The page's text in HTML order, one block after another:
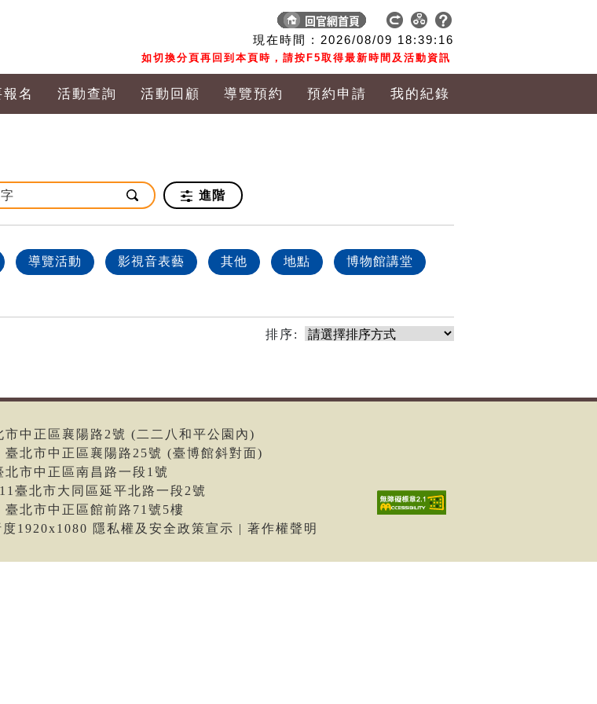
現在時間 : 2026/08/09 18:39:16
如切換分頁再回到本頁時，請按F5取得最新時間及活動資訊
名 活動查詢 活動回顧 導覽預約 預約申請 我的紀錄
進階
導覽活動 影視音表藝 其他 地點 博物館講堂
排序:
中正區襄陽路2號 (二二八和平公園內)
北市中正區襄陽路25號 (臺博館斜對面)
市中正區南昌路一段1號
臺北市大同區延平北路一段2號
北市中正區館前路71號5樓
1920x1080 隱私權及安全政策宣示 | 著作權聲明